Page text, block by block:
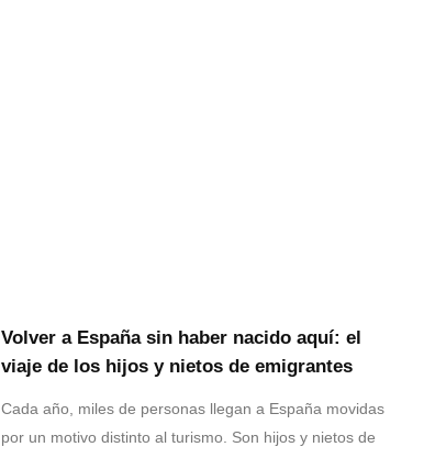
Volver a España sin haber nacido aquí: el
viaje de los hijos y nietos de emigrantes
Cada año, miles de personas llegan a España movidas
por un motivo distinto al turismo. Son hijos y nietos de